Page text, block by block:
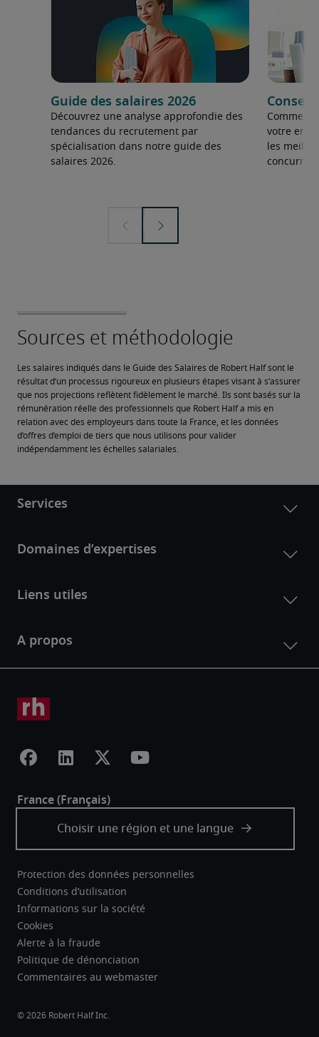
Guide des salaires 2026
Découvrez une analyse approfondie des
tendances du recrutement par
spécialisation dans notre guide des
salaires 2026.
Comment
votre
les
Les salaires indiqués dans le Guide des Salaires de Robert Half sont le
résultat d’un processus rigoureux en plusieurs étapes visant à s’assurer
que nos projections reflètent fidèlement le marché. Ils sont basés sur la
rémunération réelle des professionnels que Robert Half a mis en
relation avec des employeurs dans toute la France, et les données
d’offres d’emploi de tiers que nous utilisons pour valider
indépendamment les échelles salariales.
Protection des données personnelles
Conditions d’utilisation
Informations sur la société
Cookies
Alerte à la fraude
Politique de dénonciation
Commentaires au webmaster